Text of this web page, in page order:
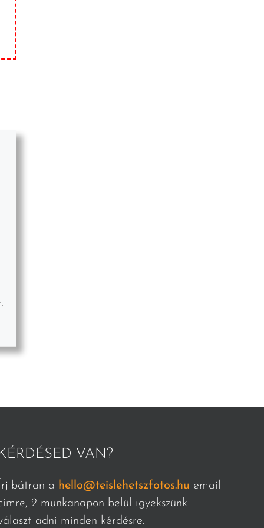
VAN?
bátran a hello@teislehetszfotos.hu email
2 munkanapon belül igyekszünk
adni minden kérdésre.